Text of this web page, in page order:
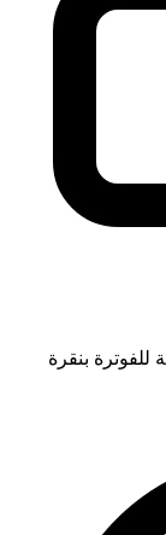
للفوترة بنقرة